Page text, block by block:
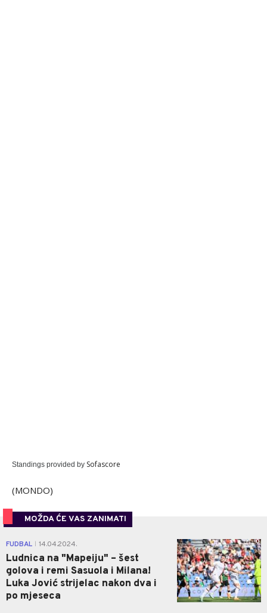
Standings provided by Sofascore
(MONDO)
MOŽDA ĆE VAS ZANIMATI
FUDBAL 14.04.2024.
Ludnica na "Mapeiju" – šest
golova i remi Sasuola i Milana!
Luka Jović strijelac nakon dva i
po mjeseca
0